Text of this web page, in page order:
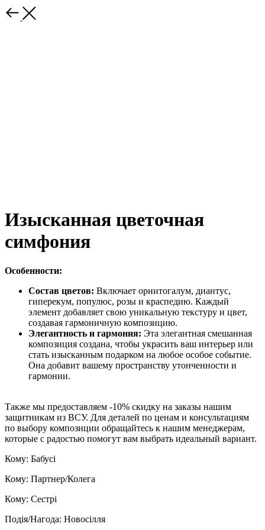
Изысканная цветочная
симфония
Особенности:
Состав цветов: Включает орнитогалум, диантус,
гиперекум, популюс, розы и краспедию. Каждый
элемент добавляет свою уникальную текстуру и цвет,
создавая гармоничную композицию.
Элегантность и гармония: Эта элегантная смешанная
композиция создана, чтобы украсить ваш интерьер или
стать изысканным подарком на любое особое событие.
Она добавит вашему пространству утонченности и
гармонии.
Также мы предоставляем -10% скидку на заказы нашим
защитникам из ВСУ. Для деталей по ценам и консультациям
по выбору композиции обращайтесь к нашим менеджерам,
которые с радостью помогут вам выбрать идеальный вариант.
Кому: Бабусі
Кому: Партнер/Колега
Кому: Сестрі
Подія/Нагода: Новосілля